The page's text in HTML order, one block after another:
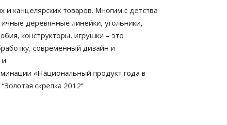
канцелярских товаров. Многим с детства
деревянные линейки, угольники,
конструкторы, игрушки – это
современный дизайн и
и
«Национальный продукт года в
скрепка 2012”